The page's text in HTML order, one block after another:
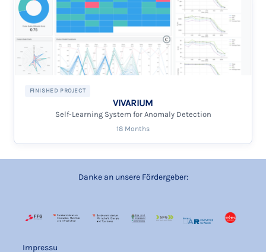
FINISHED PROJECT
VIVARIUM
Self-Learning System for Anomaly Detection
18 Months
Danke an unsere Fördergeber:
Impressu